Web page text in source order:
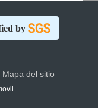
by
Mapa del sitio